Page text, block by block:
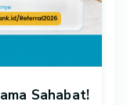
Sahabat!